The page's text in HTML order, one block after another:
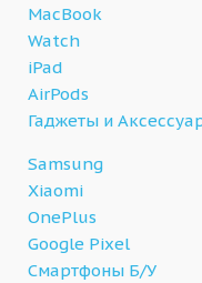
MacBook
Watch
iPad
AirPods
Гаджеты и
Samsung
Xiaomi
OnePlus
Google Pixel
Смартфоны Б/У